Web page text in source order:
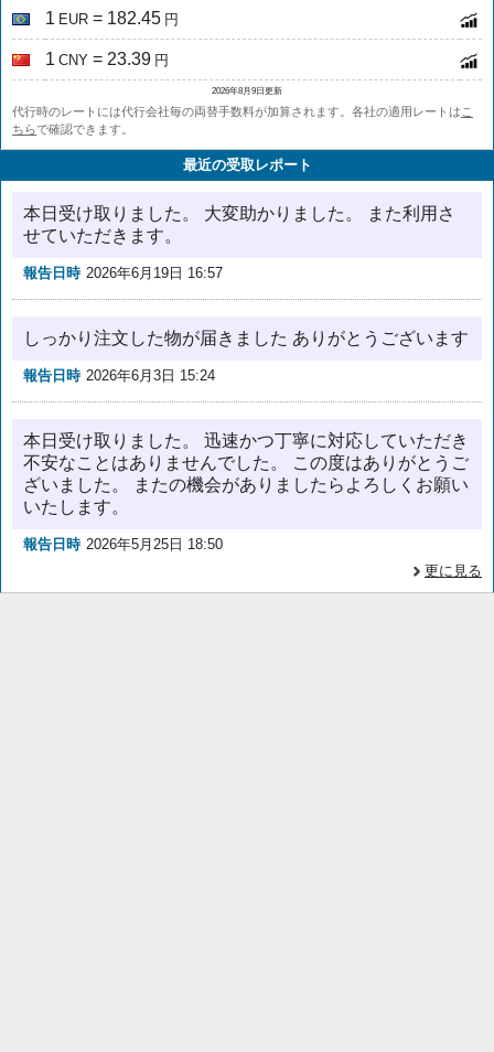
1 EUR = 182.45 円
1 CNY = 23.39 円
2026年8月9日更新
代行時のレートには代行会社毎の両替手数料が加算されます。各社の適用レートは こ
ちらで確認できます。
最近の受取レポート
本日受け取りました。 大変助かりました。 また利用さ
せていただきます。
報告日時 2026年6月19日 16:57
しっかり注文した物が届きました ありがとうございます
報告日時 2026年6月3日 15:24
本日受け取りました。 迅速かつ丁寧に対応していただき
不安なことはありませんでした。 この度はありがとうご
ざいました。 またの機会がありましたらよろしくお願い
いたします。
報告日時 2026年5月25日 18:50
更に見る